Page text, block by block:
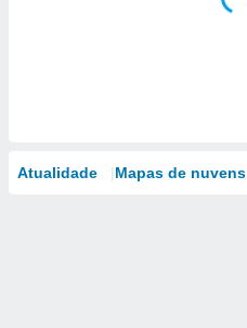
Atualidade Mapas de nuvens